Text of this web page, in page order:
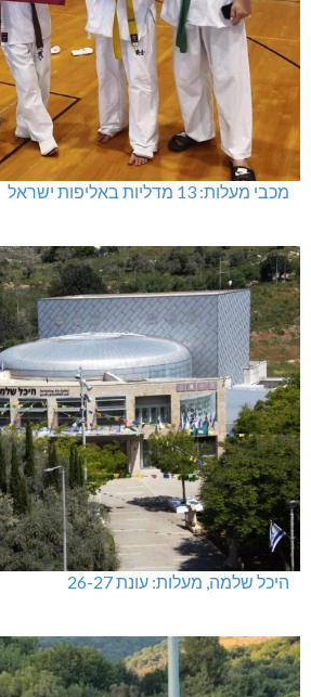
מכבי מעלות: 13 מדליות באליפות ישראל
היכל שלמה, מעלות: עונת 26-27